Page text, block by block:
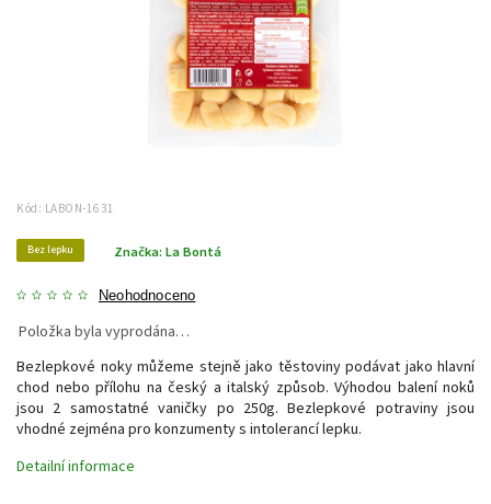
Kód: LABON-1631
Bez lepku
Neohodnoceno
Značka: La Bontá
Položka byla vyprodána…
Bezlepkové noky můžeme stejně jako těstoviny podávat jako hlavní
chod nebo přílohu na český a italský způsob. Výhodou balení noků
jsou 2 samostatné vaničky po 250g. Bezlepkové potraviny jsou
vhodné zejména pro konzumenty s intolerancí lepku.
Detailní informace